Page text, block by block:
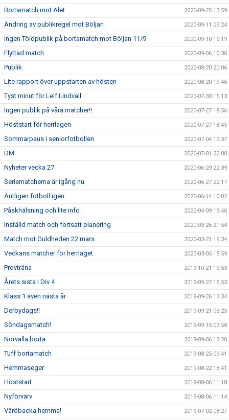
Bortamatch mot Alet 2020-09-25 13:59
Ändring av publikregel mot Böljan 2020-09-11 09:24
Ingen Tölöpublik på bortamatch mot Böljan 11/9 2020-09-10 19:19
Flyttad match 2020-09-06 10:30
Publik 2020-08-20 20:06
Lite rapport över uppstarten av hösten 2020-08-20 19:46
Tyst minut för Leif Lindvall 2020-07-30 15:13
Ingen publik på våra matcher!! 2020-07-27 18:56
Höststart för herrlagen 2020-07-27 18:45
Sommarpaus i seniorfotbollen 2020-07-04 19:37
DM 2020-07-01 22:00
Nyheter vecka 27 2020-06-29 22:39
Seriematcherna är igång nu 2020-06-27 22:17
Äntligen fotboll igen 2020-06-14 10:02
Påskhälsning och lite info 2020-04-09 19:40
Inställd match och fortsatt planering 2020-03-26 21:54
Match mot Guldheden 22 mars 2020-03-21 19:34
Veckans matcher för herrlaget 2020-03-05 15:59
Provträna 2019-10-21 19:53
Årets sista i Div 4 2019-09-27 15:53
Klass 1 även nästa år 2019-09-26 13:34
Derbydags!! 2019-09-21 08:25
Söndagsmatch! 2019-09-15 07:58
Norvalla borta 2019-09-06 13:20
Tuff bortamatch 2019-08-25 09:41
Hemmaseger 2019-08-22 18:41
Höststart 2019-08-06 11:18
Nyförvärv 2019-08-06 11:14
Väröbacka hemma! 2019-07-02 08:27